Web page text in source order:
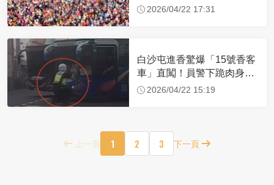
32.1萬創新高
2026/04/22 17:31
白沙屯進香驚爆「15號香客
車」直闖！員警下跪肉身擋
車：讓行人先過
2026/04/22 15:19
上一頁 1 2 3 下一頁